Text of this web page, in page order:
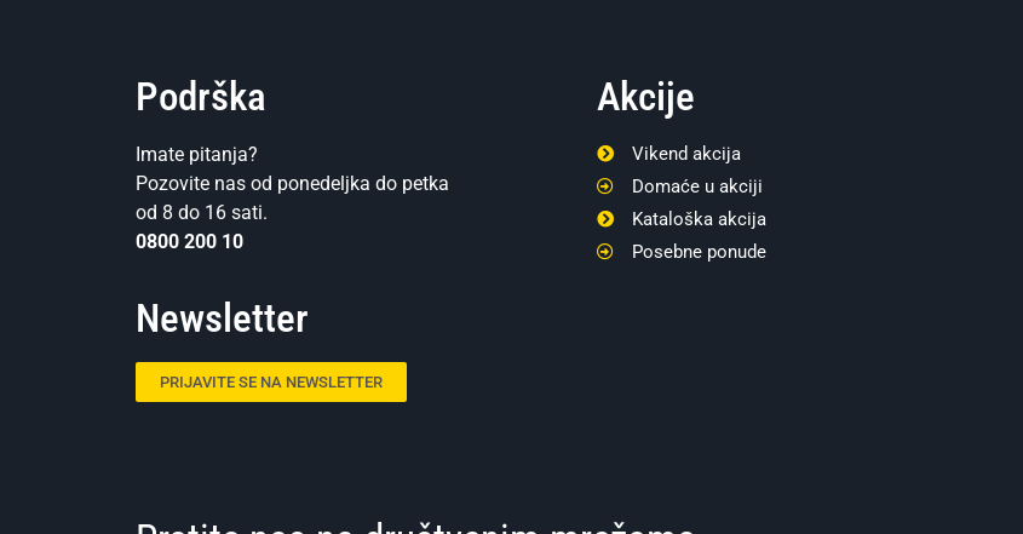
Podrška
Imate pitanja?
Pozovite nas od ponedeljka do petka
od 8 do 16 sati.
0800 200 10
Newsletter
PRIJAVITE SE NA NEWSLETTER
Akcije
Vikend akcija
Domaće u akciji
Kataloška akcija
Posebne ponude